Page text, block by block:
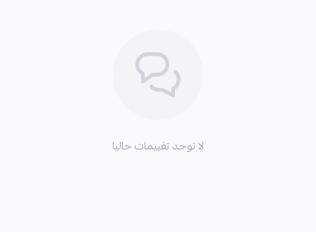
اطلب المنتج
لا توجد تقييمات حاليا